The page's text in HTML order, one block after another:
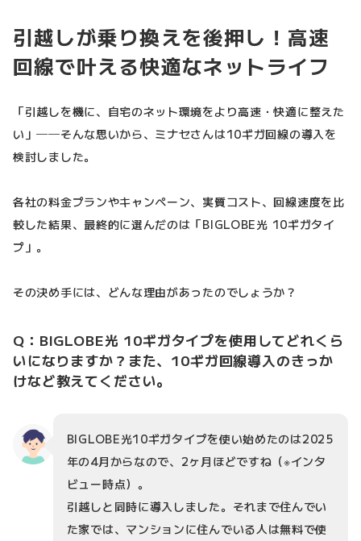
引越しが乗り換えを後押し！高速
回線で叶える快適なネットライフ
「引越しを機に、自宅のネット環境をより高速・快適に整えた
い」──そんな思いから、ミナセさんは10ギガ回線の導入を
検討しました。
各社の料金プランやキャンペーン、実質コスト、回線速度を比
較した結果、最終的に選んだのは「BIGLOBE光 10ギガタイ
プ」。
その決め手には、どんな理由があったのでしょうか？
Q：BIGLOBE光 10ギガタイプを使用してどれくら
いになりますか？また、10ギガ回線導入のきっか
けなど教えてください。
BIGLOBE光10ギガタイプを使い始めたのは2025
年の4月からなので、2ヶ月ほどですね（※インタ
ビュー時点）。
引越しと同時に導入しました。それまで住んでい
た家では、マンションに住んでいる人は無料で使